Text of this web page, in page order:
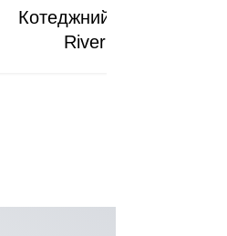
Котеджний комплекс
River Park